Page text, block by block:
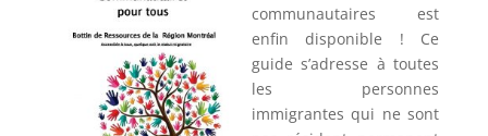
communautaires est
enfin disponible ! Ce
guide s’adresse à toutes
les personnes
immigrantes qui ne sont